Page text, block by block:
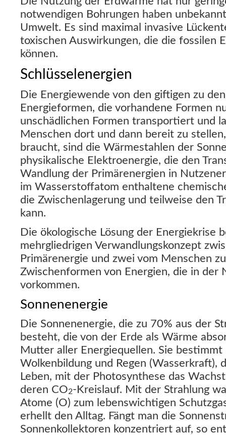
notwendigen Bohrungen haben
Umwelt. Es sind maximal invasive
toxischen Auswirkungen, die die fossilen
können.
Schlüsselenergien
Die Energiewende von den giftigen zu
Energieformen, die vorhandene Formen
unschädlichen Formen transportiert und
Menschen dort und dann bereit zu
braucht, sind die Wärmestahlen der
physikalische Elektroenergie, die den
Wandlung der Primärenergien in
im Wasserstoffatom enthaltene
die Zwischenlagerung und teilweise den
kann.
Die ökologische Lösung der Energiekrise
mehrgliedrigen Verwandlungskonzept
Primärenergie und zwei vom Menschen
Zwischenformen von Energien, die in der
vorkommen.
Sonnenenergie
Die Sonnenenergie, die zu 70% aus der
besteht, die von der Erde als Wärme
Mutter aller Energiequellen. Sie
Wolkenbildung und Regen (Wasserkraft),
Leben, mit der Photosynthese das
deren CO2-Kreislauf. Mit der Strahlung
Atome (O) zum lebenswichtigen
erhellt den Alltag. Fängt man die
Sonnenkollektoren konzentriert auf, so